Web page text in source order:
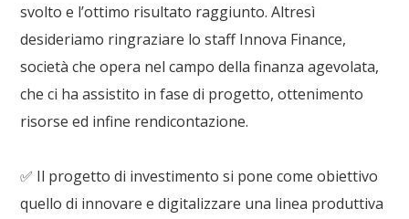
svolto e l’ottimo risultato raggiunto. Altresì
desideriamo ringraziare lo staffInnova Finance,
società che opera nel campo della finanza agevolata,
che ci ha assistito in fase di progetto, ottenimento
risorse ed infine rendicontazione.
✅ Il progetto di investimento si pone come obiettivo
quello di innovare e digitalizzare una linea produttiva